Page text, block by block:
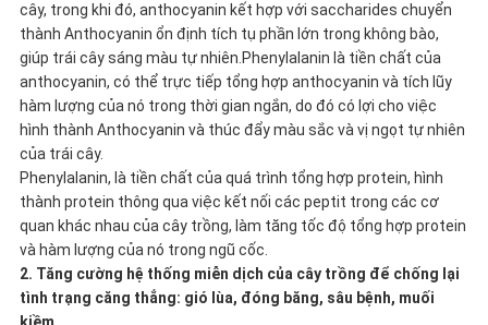
cây, trong khi đó, anthocyanin kết hợp với saccharides chuyển
thành Anthocyanin ổn định tích tụ phần lớn trong không bào,
giúp trái cây sáng màu tự nhiên.Phenylalanin là tiền chất của
anthocyanin, có thể trực tiếp tổng hợp anthocyanin và tích lũy
hàm lượng của nó trong thời gian ngắn, do đó có lợi cho việc
hình thành Anthocyanin và thúc đẩy màu sắc và vị ngọt tự nhiên
của trái cây.
Phenylalanin, là tiền chất của quá trình tổng hợp protein, hình
thành protein thông qua việc kết nối các peptit trong các cơ
quan khác nhau của cây trồng, làm tăng tốc độ tổng hợp protein
và hàm lượng của nó trong ngũ cốc.
2. Tăng cường hệ thống miễn dịch của cây trồng để chống lại
tình trạng căng thẳng: gió lùa, đóng băng, sâu bệnh, muối